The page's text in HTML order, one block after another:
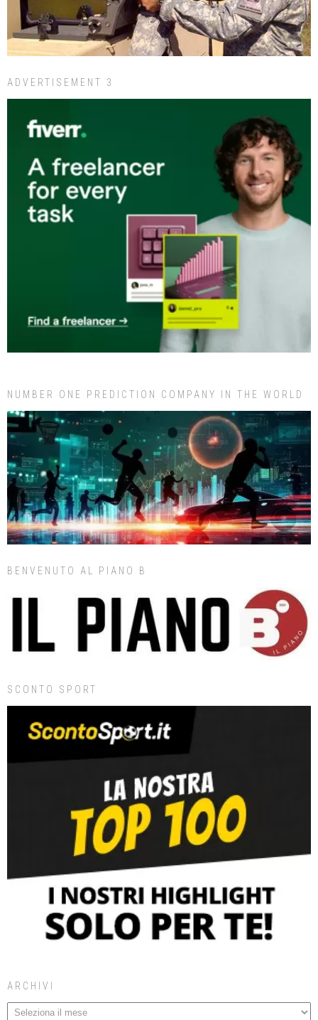
ADVERTISEMENT 3
NUMBER ONE PREDICTION COMPANY IN THE WORLD
BENVENUTO AL PIANO B
SCONTO SPORT
ARCHIVI